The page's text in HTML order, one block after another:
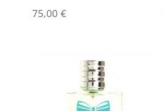
75,00 €